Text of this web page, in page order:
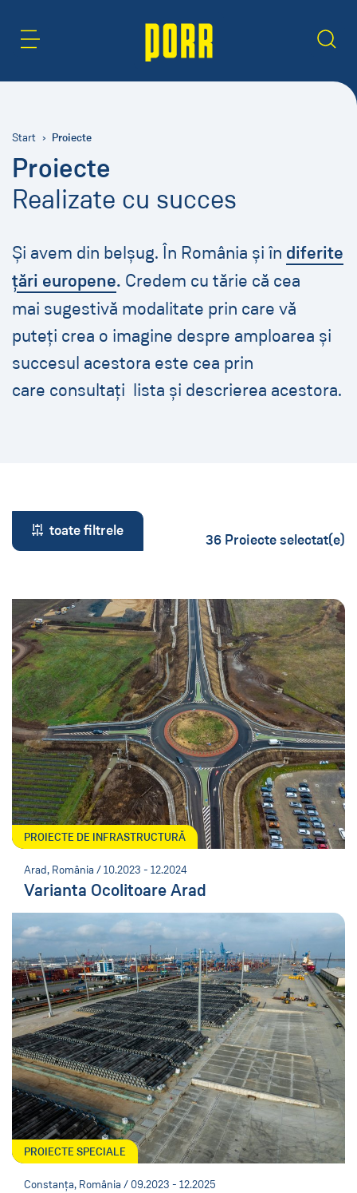
Start Proiecte
Proiecte
Realizate cu succes
Și avem din belșug. În România și în diferite
țări europene. Credem cu tărie că cea
mai sugestivă modalitate prin care vă
puteți crea o imagine despre amploarea și
succesul acestora este cea prin
care consultați lista și descrierea acestora.
toate filtrele
36 Proiecte selectat(e)
PROIECTE DE INFRASTRUCTURĂ
Arad, România / 10.2023 - 12.2024
Varianta Ocolitoare Arad
PROIECTE SPECIALE
Constanța, România / 09.2023 - 12.2025